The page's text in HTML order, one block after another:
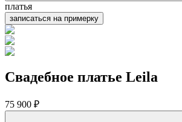
платья
записаться на примерку
Свадебное платье Leila
75 900 ₽